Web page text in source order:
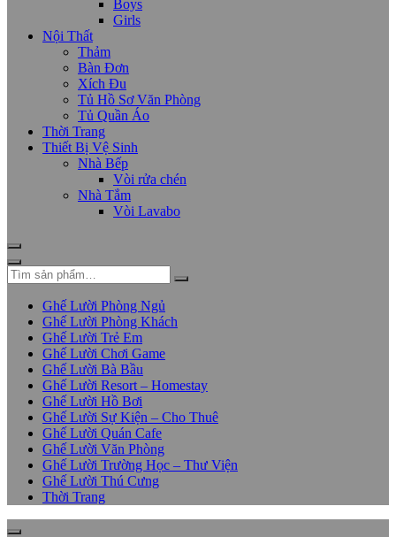
Boys
Girls
Nội Thất
Thảm
Bàn Đơn
Xích Đu
Tủ Hồ Sơ Văn Phòng
Tủ Quần Áo
Thời Trang
Thiết Bị Vệ Sinh
Nhà Bếp
Vòi rửa chén
Nhà Tắm
Vòi Lavabo
Ghế Lười Phòng Ngủ
Ghế Lười Phòng Khách
Ghế Lười Trẻ Em
Ghế Lười Chơi Game
Ghế Lười Bà Bầu
Ghế Lười Resort – Homestay
Ghế Lười Hồ Bơi
Ghế Lười Sự Kiện – Cho Thuê
Ghế Lười Quán Cafe
Ghế Lười Văn Phòng
Ghế Lười Trường Học – Thư Viện
Ghế Lười Thú Cưng
Thời Trang